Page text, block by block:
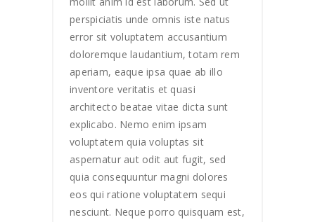
perspiciatis unde omnis iste natus
error sit voluptatem accusantium
doloremque laudantium, totam rem
aperiam, eaque ipsa quae ab illo
inventore veritatis et quasi
architecto beatae vitae dicta sunt
explicabo. Nemo enim ipsam
voluptatem quia voluptas sit
aspernatur aut odit aut fugit, sed
quia consequuntur magni dolores
eos qui ratione voluptatem sequi
nesciunt. Neque porro quisquam est,